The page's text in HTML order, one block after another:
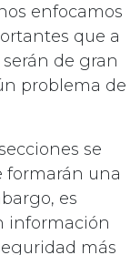
enfocamos
que a
de gran
problema de
se
formarán una
es
información
más